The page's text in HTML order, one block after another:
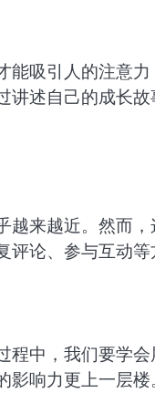
吸引人的注意
讲述自己的成长
越来越近。然而
论、参与互动等
程中，我们要学
响力更上一层楼。